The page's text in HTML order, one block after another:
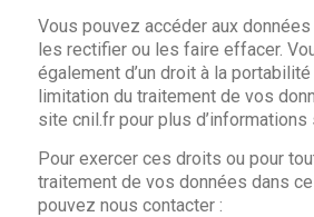
Vous pouvez accéder aux
les rectifier ou les faire effacer.
également d’un droit à la portabilité
limitation du traitement de vos
site cnil.fr pour plus
Pour exercer ces droits ou pour
traitement de vos données dans
pouvez nous contacter :